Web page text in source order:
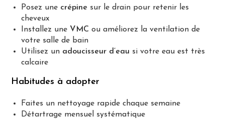
Posez une crépine sur le drain pour retenir les
cheveux
Installez une VMC ou améliorez la ventilation de
votre salle de bain
Utilisez un adoucisseur d’eau si votre eau est très
calcaire
Habitudes à adopter
Faites un nettoyage rapide chaque semaine
Détartrage mensuel systématique